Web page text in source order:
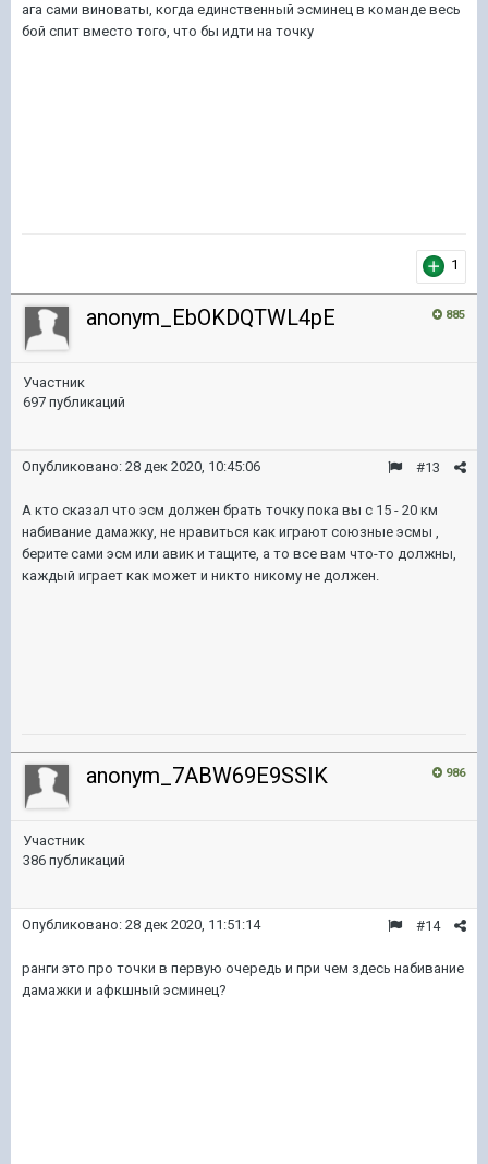
ага сами виноваты, когда единственный эсминец в команде весь
бой спит вместо того, что бы идти на точку
1
885
anonym_EbOKDQTWL4pE
Участник
697 публикаций
#13
Опубликовано: 28 дек 2020, 10:45:06
А кто сказал что эсм должен брать точку пока вы с 15 - 20 км
набивание дамажку, не нравиться как играют союзные эсмы ,
берите сами эсм или авик и тащите, а то все вам что-то должны,
каждый играет как может и никто никому не должен.
986
anonym_7ABW69E9SSIK
Участник
386 публикаций
#14
Опубликовано: 28 дек 2020, 11:51:14
ранги это про точки в первую очередь и при чем здесь набивание
дамажки и афкшный эсминец?